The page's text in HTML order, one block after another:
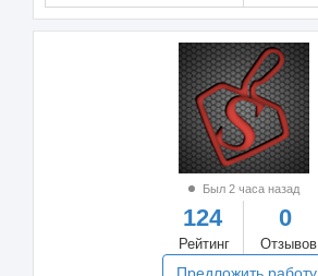
Был 2 часа назад
124
Рейтинг
0
Отзывов
Предложить работу